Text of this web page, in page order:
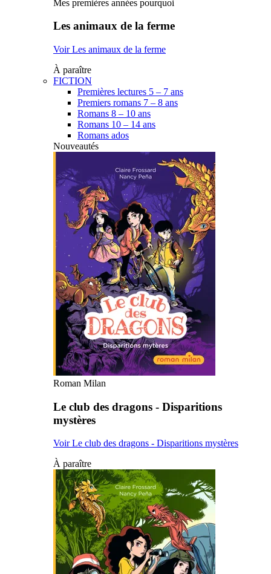
Mes premières années pourquoi
Les animaux de la ferme
Voir Les animaux de la ferme
À paraître
FICTION
Premières lectures 5 – 7 ans
Premiers romans 7 – 8 ans
Romans 8 – 10 ans
Romans 10 – 14 ans
Romans ados
Nouveautés
Roman Milan
Le club des dragons - Disparitions
mystères
Voir Le club des dragons - Disparitions mystères
À paraître